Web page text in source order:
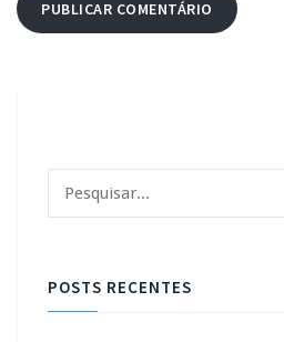
POSTS RECENTES